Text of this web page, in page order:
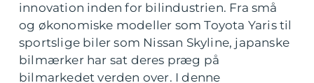
innovation inden for bilindustrien. Fra små
og økonomiske modeller som Toyota Yaris til
sportslige biler som Nissan Skyline, japanske
bilmærker har sat deres præg på
bilmarkedet verden over. I denne